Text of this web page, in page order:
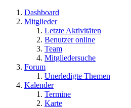
Dashboard
Mitglieder
Letzte Aktivitäten
Benutzer online
Team
Mitgliedersuche
Forum
Unerledigte Themen
Kalender
Termine
Karte